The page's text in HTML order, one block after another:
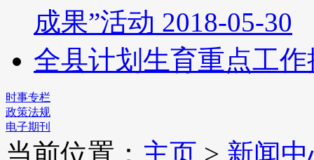
成果”活动 2018-05-30
全县计划生育重点工
时事专栏
政策法规
电子期刊
当前位置： 主页 > 新闻